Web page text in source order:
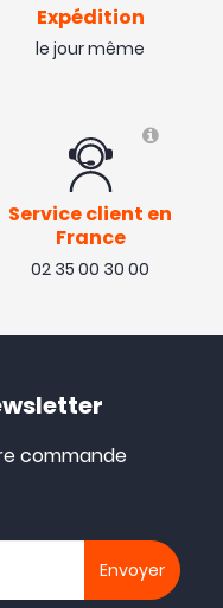
Expédition
le jour même
Service client en
France
02 35 00 30 00
commande